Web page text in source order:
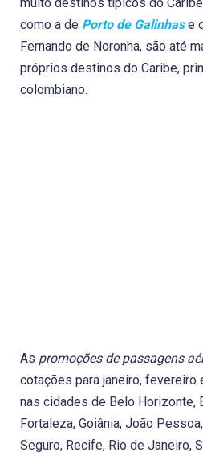
como a de Porto de Galinhase
Fernando de Noronha, são até
próprios destinos do Caribe,
colombiano.
As promoções de passagens
cotações para janeiro, fevereiro
nas cidades de Belo Horizonte,
Fortaleza, Goiânia, João
Seguro, Recife, Rio de Janeiro,